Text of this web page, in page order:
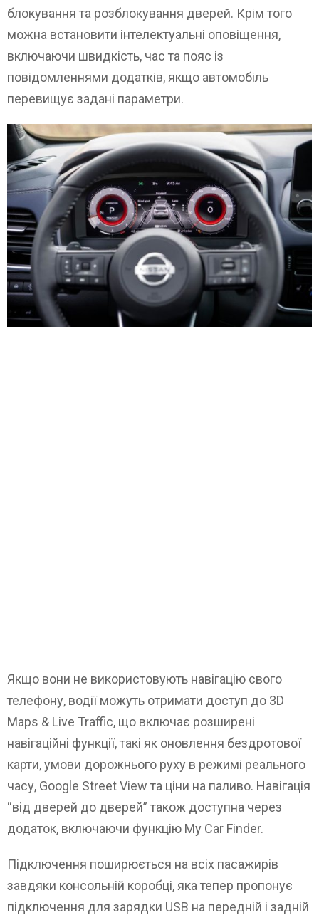
блокування та розблокування дверей. Крім того
можна встановити інтелектуальні оповіщення,
включаючи швидкість, час та пояс із
повідомленнями додатків, якщо автомобіль
перевищує задані параметри.
Якщо вони не використовують навігацію свого
телефону, водії можуть отримати доступ до 3D
Maps & Live Traffic, що включає розширені
навігаційні функції, такі як оновлення бездротової
карти, умови дорожнього руху в режимі реального
часу, Google Street View та ціни на паливо. Навігація
“від дверей до дверей” також доступна через
додаток, включаючи функцію My Car Finder.
Підключення поширюється на всіх пасажирів
завдяки консольній коробці, яка тепер пропонує
підключення для зарядки USB на передній і задній